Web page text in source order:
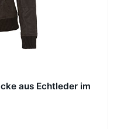
aus Echtleder im